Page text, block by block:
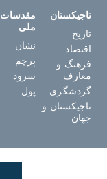
تاجیکستان
تاریخ
اقتصاد
فرهنگ و
معارف
گردشگری
تاجیکستان و
جهان
مقدسات
ملی
نشان
پرچم
سرود
پول